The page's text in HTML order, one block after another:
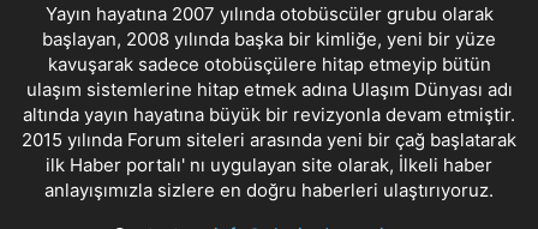
Yayın hayatına 2007 yılında otobüscüler grubu olarak
başlayan, 2008 yılında başka bir kimliğe, yeni bir yüze
kavuşarak sadece otobüsçülere hitap etmeyip bütün
ulaşım sistemlerine hitap etmek adına Ulaşım Dünyası adı
altında yayın hayatına büyük bir revizyonla devam etmiştir.
2015 yılında Forum siteleri arasında yeni bir çağ başlatarak
ilk Haber portalı' nı uygulayan site olarak, İlkeli haber
anlayışımızla sizlere en doğru haberleri ulaştırıyoruz.